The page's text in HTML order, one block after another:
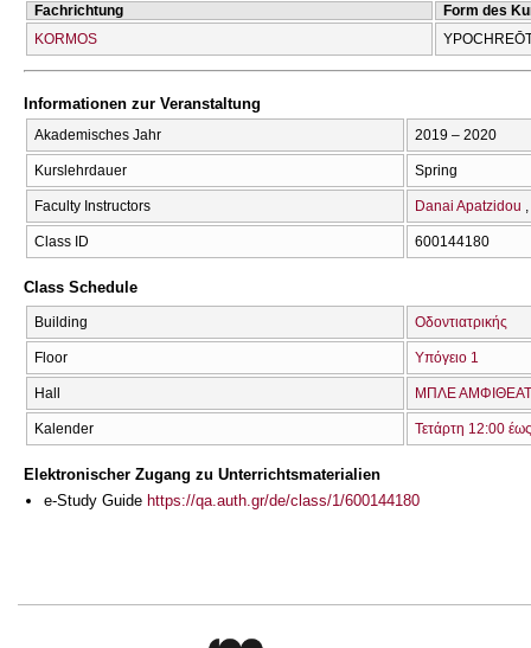
Fachrichtung
Form des
KORMOS
Informationen zur Veranstaltung
Akademisches Jahr 2019 – 2020
Kurslehrdauer Spring
Faculty Instructors Danai Apatzidou
Class ID 600144180
Class Schedule
Building Οδοντιατρικής
Floor Υπόγειο 1
Hall ΜΠΛΕ
Kalender Τετάρτη 12:00
Elektronischer Zugang zu Unterrichtsmaterialien
e-Study Guide https://qa.auth.gr/de/class/1/600144180